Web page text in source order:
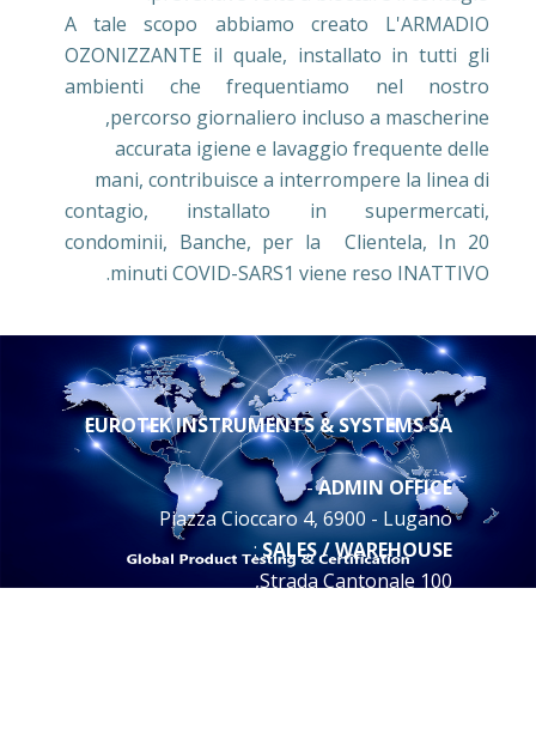
A tale scopo abbiamo creato L'ARMADIO
OZONIZZANTE il quale, installato in tutti gli
ambienti che frequentiamo nel nostro
percorso giornaliero incluso a mascherine,
accurata igiene e lavaggio frequente delle
mani, contribuisce a interrompere la linea di
contagio, installato in supermercati,
condominii, Banche, per la Clientela, In 20
minuti COVID-SARS1 viene reso INATTIVO.
EUROTEK INSTRUMENTS & SYSTEMS SA
ADMIN OFFICE
-
Piazza Cioccaro 4, 6900 - Lugano
SALES / WAREHOUSE
:
Strada Cantonale 100,